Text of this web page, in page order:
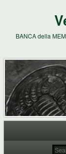
BANCA della